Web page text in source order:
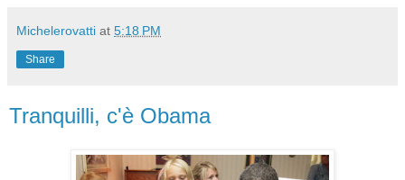
Michelerovatti at 5:18 PM
Share
Tranquilli, c'è Obama